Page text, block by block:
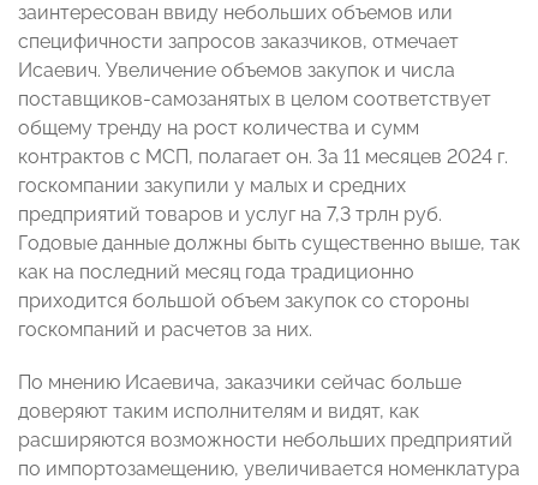
заинтересован ввиду небольших объемов или
специфичности запросов заказчиков, отмечает
Исаевич. Увеличение объемов закупок и числа
поставщиков-самозанятых в целом соответствует
общему тренду на рост количества и сумм
контрактов с МСП, полагает он. За 11 месяцев 2024 г.
госкомпании закупили у малых и средних
предприятий товаров и услуг на 7,3 трлн руб.
Годовые данные должны быть существенно выше, так
как на последний месяц года традиционно
приходится большой объем закупок со стороны
госкомпаний и расчетов за них.
По мнению Исаевича, заказчики сейчас больше
доверяют таким исполнителям и видят, как
расширяются возможности небольших предприятий
по импортозамещению, увеличивается номенклатура